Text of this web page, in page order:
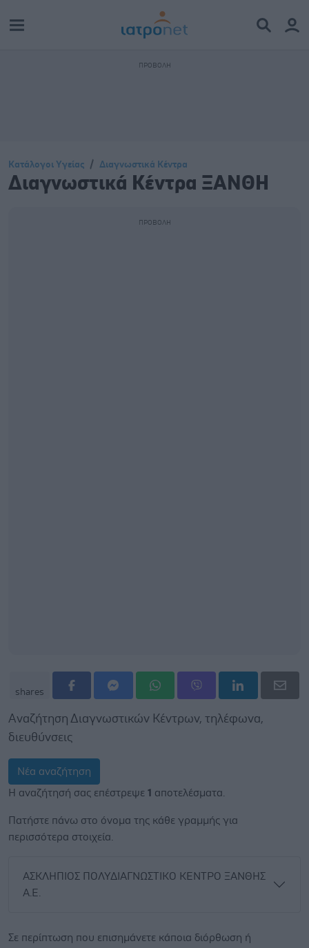
Κατάλογοι Υγείας Διαγνωστικά Κέντρα
Διαγνωστικά Κέντρα ΞΑΝΘΗ
shares
Αναζήτηση Διαγνωστικών Κέντρων, τηλέφωνα,
διευθύνσεις
Νέα αναζήτηση
Η αναζήτησή σας επέστρεψε 1 αποτελέσματα.
Πατήστε πάνω στο όνομα της κάθε γραμμής για
περισσότερα στοιχεία.
ΑΣΚΛΗΠΙΟΣ ΠΟΛΥΔΙΑΓΝΩΣΤΙΚΟ ΚΕΝΤΡΟ ΞΑΝΘΗΣ
Α.Ε.
Σε περίπτωση που επισημάνετε κάποια διόρθωση ή